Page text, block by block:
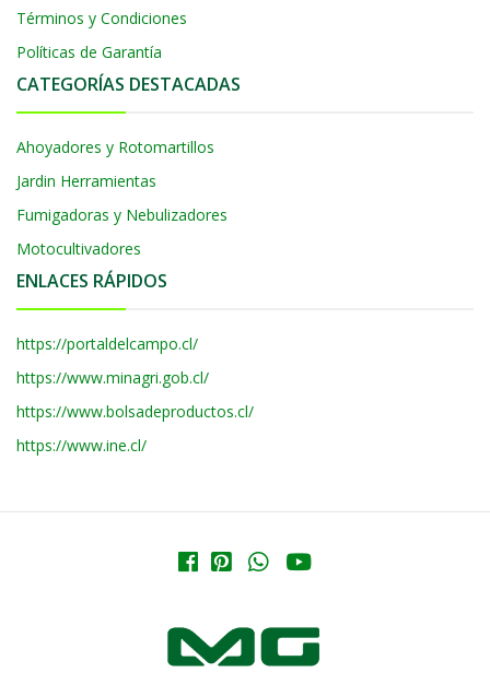
Términos y Condiciones
Políticas de Garantía
CATEGORÍAS DESTACADAS
Ahoyadores y Rotomartillos
Jardin Herramientas
Fumigadoras y Nebulizadores
Motocultivadores
ENLACES RÁPIDOS
https://portaldelcampo.cl/
https://www.minagri.gob.cl/
https://www.bolsadeproductos.cl/
https://www.ine.cl/